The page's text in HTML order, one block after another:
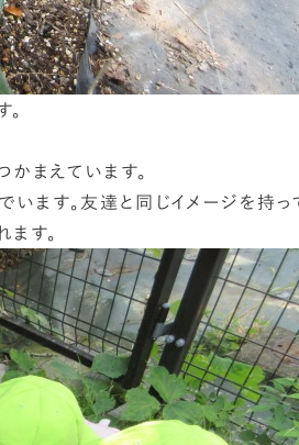
まえています。
います。友達と同じイメージを持
す。